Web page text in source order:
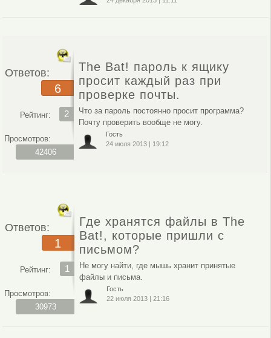
Ответов:
6
Рейтинг: 2
Просмотров:
42406
The Bat! пароль к ящику
просит каждый раз при
проверке почты.
Что за пароль постоянно просит программа?
Почту проверить вообще не могу.
Гость
24 июля 2013 | 19:12
Ответов:
1
Рейтинг: 1
Просмотров:
30973
Где хранятся файлы в The
Bat!, которые пришли с
письмом?
Не могу найти, где мышь хранит принятые
файлы и письма.
Гость
22 июля 2013| 21:16